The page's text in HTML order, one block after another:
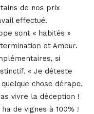
de nos prix
effectué.
sont « habités »
et Amour.
si
« Je déteste
chose dérape,
vivre la déception !
de vignes à 100% !